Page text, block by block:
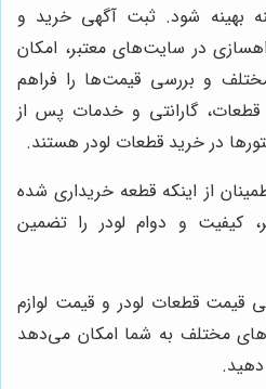
بهینه شود. ثبت آگهی خرید و
در سایت‌های معتبر، امکان
و بررسی قیمت‌ها را فراهم
گارانتی و خدمات پس از
در خرید قطعات لودر هستند.
از اینکه قطعه خریداری شده
کیفیت و دوام لودر را تضمین
قیمت قطعات لودر و قیمت لوازم
مختلف به شما امکان می‌دهد
دهید.